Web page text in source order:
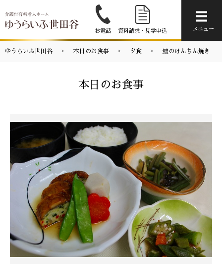
お電話 資料請求・見学申込 メニュー
ゆうらいふ世田谷 本日のお食事 夕食 鱧のけんちん焼き
本日のお食事